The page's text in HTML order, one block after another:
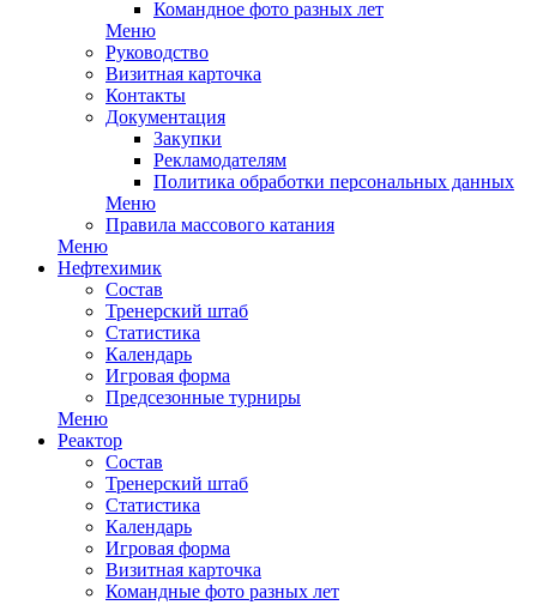
Командное фото разных лет
Меню
Руководство
Визитная карточка
Контакты
Документация
Закупки
Рекламодателям
Политика обработки персональных данных
Меню
Правила массового катания
Меню
Нефтехимик
Состав
Тренерский штаб
Статистика
Календарь
Игровая форма
Предсезонные турниры
Меню
Реактор
Состав
Тренерский штаб
Статистика
Календарь
Игровая форма
Визитная карточка
Командные фото разных лет